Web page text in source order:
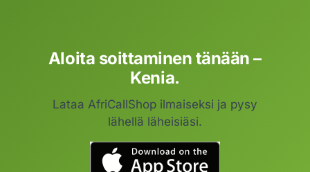
Aloita soittaminen tänään –
Kenia.
Lataa AfriCallShop ilmaiseksi ja pysy
lähellä läheisiäsi.